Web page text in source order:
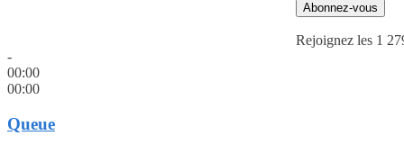
Abonnez-vous
Rejoignez les 1
-
00:00
00:00
Queue